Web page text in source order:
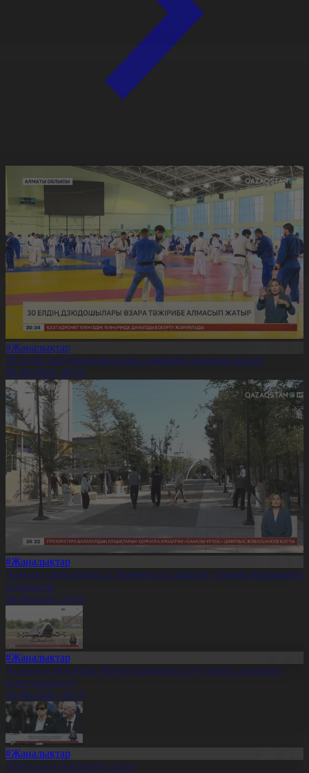
#Жаңалықтар
30 елдің дзюдошылары өзара тәжірибе алмасып жатыр
06.08.2026, 20:22
#Жаңалықтар
Алматы облысында 22 мыңнан аса тұрғын тазалық жұмысына
атсалысты
06.08.2026, 20:20
#Жаңалықтар
Астанада жолаушы мінген ұшқышсыз әуе кемесі алғаш рет
әуеге көтерілді
06.08.2026, 20:19
#Жаңалықтар
Әлем жаңалықтарына шолу